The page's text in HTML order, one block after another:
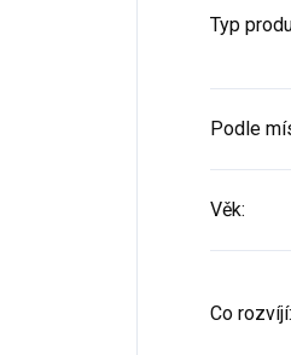
Typ
Podle
Věk:
Co rozvíjí: